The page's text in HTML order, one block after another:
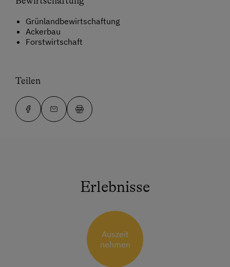
Grünlandbewirtschaftung
Ackerbau
Forstwirtschaft
Teilen
Erlebnisse
Auszeit
nehmen